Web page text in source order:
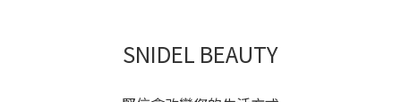
SNIDEL BEAUTY